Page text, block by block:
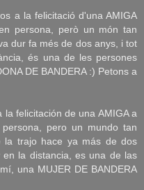
a la felicitació d'una AMIGA
persona, però un món tan
dur fa més de dos anys, i tot
és una de les persones
DE BANDERA :) Petons a
felicitación de una AMIGA a
pero un mundo tan
la trajo hace ya más de dos
la distancia, es una de las
una MUJER DE BANDERA